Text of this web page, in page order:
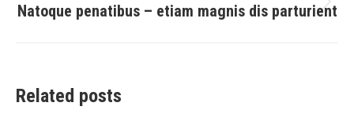
Next
Natoque penatibus – etiam magnis dis parturient
Related posts